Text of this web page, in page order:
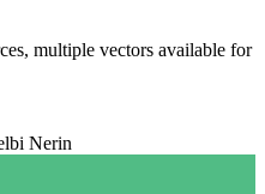
multiple vectors available for
Nerin